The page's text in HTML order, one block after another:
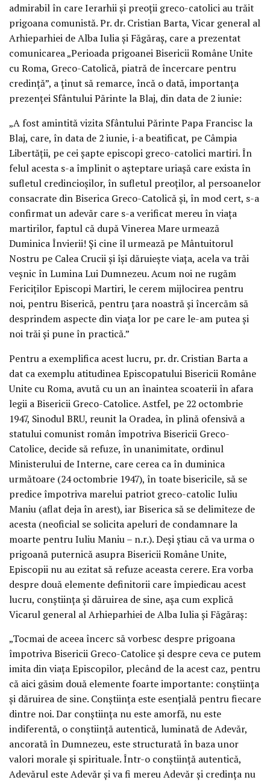
admirabil în care Ierarhii și preoții greco-catolici au trăit
prigoana comunistă. Pr. dr. Cristian Barta, Vicar general al
Arhieparhiei de Alba Iulia și Făgăraș, care a prezentat
comunicarea „Perioada prigoanei Bisericii Române Unite
cu Roma, Greco-Catolică, piatră de încercare pentru
credință”, a ținut să remarce, încă o dată, importanța
prezenței Sfântului Părinte la Blaj, din data de 2 iunie:
„A fost amintită vizita Sfântului Părinte Papa Francisc la
Blaj, care, în data de 2 iunie, i-a beatificat, pe Câmpia
Libertății, pe cei șapte episcopi greco-catolici martiri. În
felul acesta s-a împlinit o așteptare uriașă care exista în
sufletul credincioșilor, în sufletul preoților, al persoanelor
consacrate din Biserica Greco-Catolică și, în mod cert, s-a
confirmat un adevăr care s-a verificat mereu în viața
martirilor, faptul că după Vinerea Mare urmează
Duminica Învierii! Și cine îl urmează pe Mântuitorul
Nostru pe Calea Crucii și își dăruiește viața, acela va trăi
veșnic în Lumina Lui Dumnezeu. Acum noi ne rugăm
Fericiților Episcopi Martiri, le cerem mijlocirea pentru
noi, pentru Biserică, pentru țara noastră și încercăm să
desprindem aspecte din viața lor pe care le-am putea și
noi trăi și pune în practică.”
Pentru a exemplifica acest lucru, pr. dr. Cristian Barta a
dat ca exemplu atitudinea Episcopatului Bisericii Române
Unite cu Roma, avută cu un an înaintea scoaterii în afara
legii a Bisericii Greco-Catolice. Astfel, pe 22 octombrie
1947, Sinodul BRU, reunit la Oradea, în plină ofensivă a
statului comunist român împotriva Bisericii Greco-
Catolice, decide să refuze, în unanimitate, ordinul
Ministerului de Interne, care cerea ca în duminica
următoare (24 octombrie 1947), în toate bisericile, să se
predice împotriva marelui patriot greco-catolic Iuliu
Maniu (aflat deja în arest), iar Biserica să se delimiteze de
acesta (neoficial se solicita apeluri de condamnare la
moarte pentru Iuliu Maniu – n.r.). Deși știau că va urma o
prigoană puternică asupra Bisericii Române Unite,
Episcopii nu au ezitat să refuze aceasta cerere. Era vorba
despre două elemente definitorii care împiedicau acest
lucru, conștiința și dăruirea de sine, așa cum explică
Vicarul general al Arhieparhiei de Alba Iulia și Făgăraș:
„Tocmai de aceea încerc să vorbesc despre prigoana
împotriva Bisericii Greco-Catolice și despre ceva ce putem
imita din viața Episcopilor, plecând de la acest caz, pentru
că aici găsim două elemente foarte importante: conștiința
și dăruirea de sine. Conștiința este esențială pentru fiecare
dintre noi. Dar conștiința nu este amorfă, nu este
indiferentă, o conștiință autentică, luminată de Adevăr,
ancorată în Dumnezeu, este structurată în baza unor
valori morale și spirituale. Într-o conștiință autentică,
Adevărul este Adevăr și va fi mereu Adevăr și credința nu